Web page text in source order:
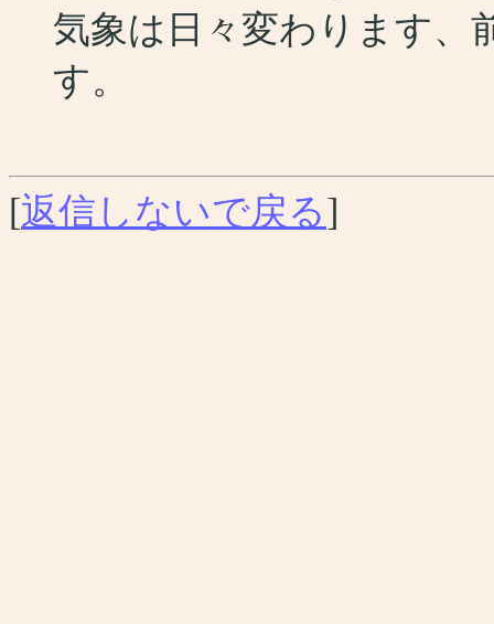
気象は日々変わります、
す。
[返信しないで戻る]